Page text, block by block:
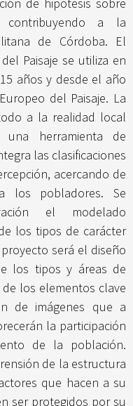
de hipótesis sobre
a la
de Córdoba. El
Paisaje se utiliza en
años y desde el año
del Paisaje. La
a la realidad local
una herramienta de
las clasificaciones
acercando de
los pobladores. Se
el modelado
los tipos de carácter
será el diseño
los tipos y áreas de
los elementos clave
de imágenes que a
la participación
de la población.
de la estructura
que hacen a su
ser protegidos por su